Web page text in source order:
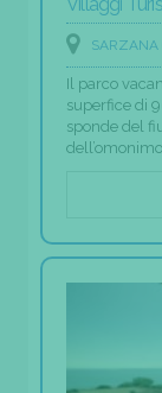
SARZANA
Il parco
superfice di
sponde del